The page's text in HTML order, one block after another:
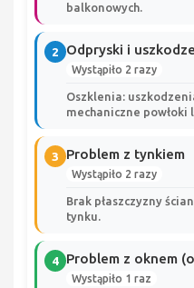
balkonowych.
2 Odpryski i
Wystąpiło 2 razy
Oszklenia:
mechaniczne powłoki
3 Problem z tynkiem
Wystąpiło 2 razy
Brak płaszczyzny
tynku.
4 Problem z oknem
Wystąpiło 1 raz